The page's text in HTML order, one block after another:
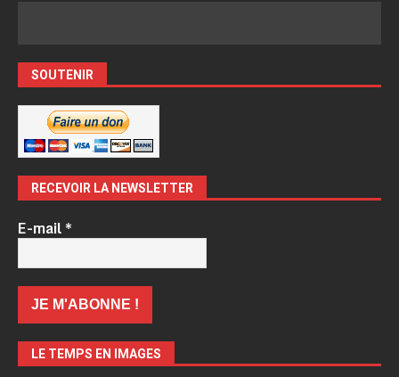
SOUTENIR
RECEVOIR LA NEWSLETTER
E-mail*
LE TEMPS EN IMAGES